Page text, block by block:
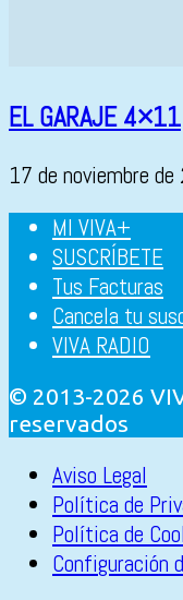
EL GARAJE 4×11
17 de noviembre
MI VIVA+
SUSCRÍBETE
Tus Facturas
Cancela tu
VIVA RADIO
© 2013-2026
reservados
Aviso Legal
Política de
Política de
Configuración